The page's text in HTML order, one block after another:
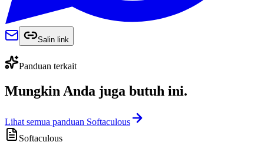
Salin link
Panduan terkait
Mungkin Anda juga butuh ini.
Lihat semua panduan Softaculous
Softaculous